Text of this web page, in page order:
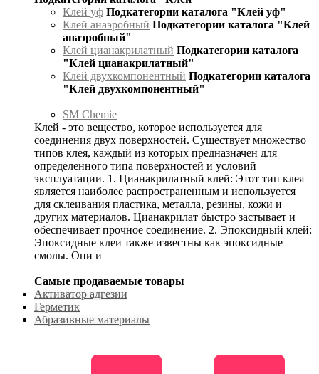
Клей уф Подкатегории каталога "Клей уф"
Клей анаэробный Подкатегории каталога "Клей
анаэробный"
Клей цианакрилатный Подкатегории каталога
"Клей цианакрилатный"
Клей двухкомпонентный Подкатегории каталога
"Клей двухкомпонентный"
SM Chemie
Клей - это вещество, которое используется для
соединения двух поверхностей. Существует множество
типов клея, каждый из которых предназначен для
определенного типа поверхностей и условий
эксплуатации. 1. Цианакрилатный клей: Этот тип клея
является наиболее распространенным и используется
для склеивания пластика, металла, резины, кожи и
других материалов. Цианакрилат быстро застывает и
обеспечивает прочное соединение. 2. Эпоксидный клей:
Эпоксидные клеи также известны как эпоксидные
смолы. Они и
Самые продаваемые товары
Активатор адгезии
Герметик
Абразивные материалы